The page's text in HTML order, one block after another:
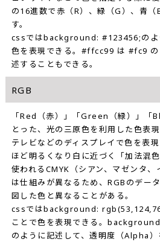
の16進数で赤（R）、緑（G）、青
す。
cssではbackground: #123456;のよ
色を表現できる。#ffcc99 は #fc9 の
述することもできる。
RGB
「Red（赤）」「Green（緑）」「
とった、光の三原色を利用した色表
テレビなどのディスプレイで色を表
ほど明るくなり白に近づく「加法混
使われるCMYK（シアン、マゼンタ
は仕組みが異なるため、RGBのデー
図した色と異なることがある。
cssではbackground:
ことで色を表現できる。
のように記述して、透明度（Alpha）